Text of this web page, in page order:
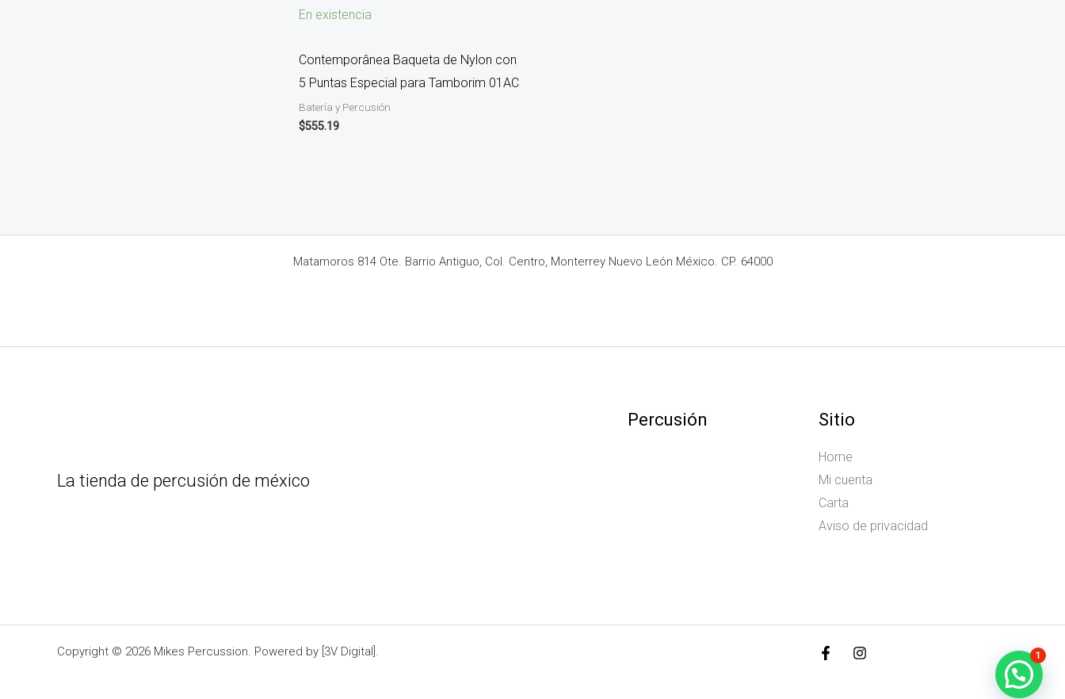
En existencia
Contemporânea Baqueta de Nylon con
5 Puntas Especial para Tamborim 01AC
Batería y Percusión
$555.19
Matamoros 814 Ote. Barrio Antiguo, Col. Centro, Monterrey Nuevo León México. CP. 64000
La tienda de percusión de méxico
Percusión Sitio
Home
Mi cuenta
Carta
Aviso de privacidad
Copyright © 2026 Mikes Percussion. Powered by [3V Digital]. 1